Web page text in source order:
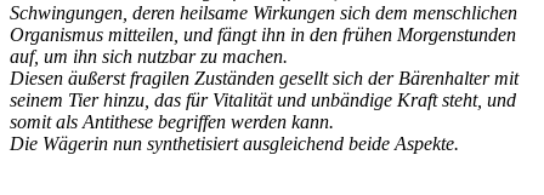
Schwingungen, deren heilsame Wirkungen sich dem menschlichen
Organismus mitteilen, und fängt ihn in den frühen Morgenstunden
auf, um ihn sich nutzbar zu machen.
Diesen äußerst fragilen Zuständen gesellt sich der Bärenhalter mit
seinem Tier hinzu, das für Vitalität und unbändige Kraft steht, und
somit als Antithese begriffen werden kann.
Die Wägerin nun synthetisiert ausgleichend beide Aspekte.